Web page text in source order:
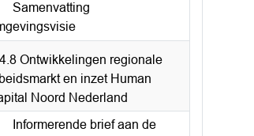
Samenvatting
Ontwikkelingen regionale
en inzet Human
Noord Nederland
Informerende brief aan de